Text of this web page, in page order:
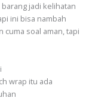
jadi kelihatan
ini bisa nambah
cuma soal aman, tapi
wrap itu ada